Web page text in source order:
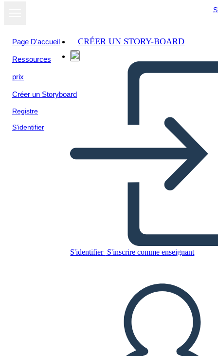
Page D'accueil
Ressources
prix
Créer un Storyboard
Registre
S'identifier
CRÉER UN STORY-BOARD
S'identifier S'inscrire comme enseignant
Copiez ce storyboard
LIRE LE DIAPORAMA
LIS-MOI